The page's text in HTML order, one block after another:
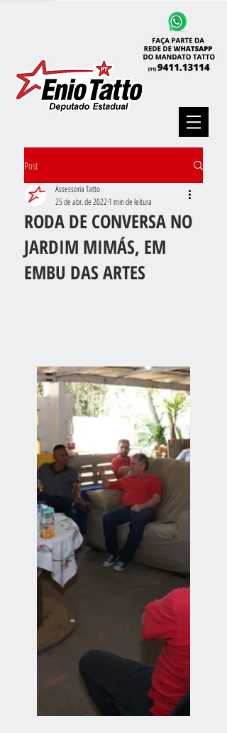
Post
RODA DE CONVERSA NO
JARDIM MIMÁS, EM
EMBU DAS ARTES
Assessoria Tatto
25 de abr. de 20221 min de leitura